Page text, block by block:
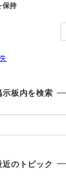
保持
示板内を検索
近のトピック